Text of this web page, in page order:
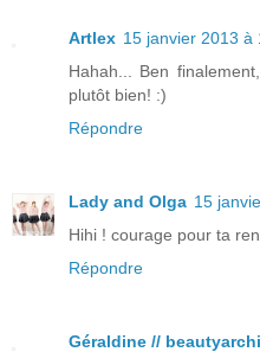
Artlex 15 janvier 2013 à
Hahah... Ben
plutôt bien! :)
Répondre
Lady and Olga 15
Hihi ! courage pour ta
Répondre
Géraldine // beautyarchi